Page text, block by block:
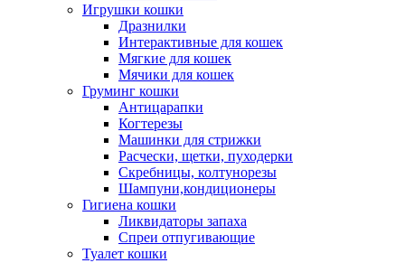
Игрушки кошки
Дразнилки
Интерактивные для кошек
Мягкие для кошек
Мячики для кошек
Груминг кошки
Антицарапки
Когтерезы
Машинки для стрижки
Расчески, щетки, пуходерки
Скребницы, колтунорезы
Шампуни,кондиционеры
Гигиена кошки
Ликвидаторы запаха
Спреи отпугивающие
Туалет кошки